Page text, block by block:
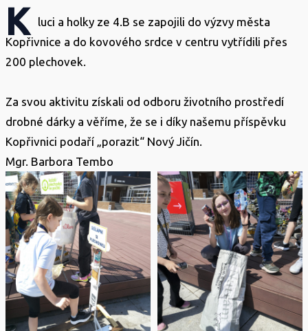
K
luci a holky ze 4.B se zapojili do výzvy města
Kopřivnice a do kovového srdce v centru vytřídili přes
200 plechovek.
Za svou aktivitu získali od odboru životního prostředí
drobné dárky a věříme, že se i díky našemu příspěvku
Kopřivnici podaří „porazit“ Nový Jičín.
Mgr. Barbora Tembo